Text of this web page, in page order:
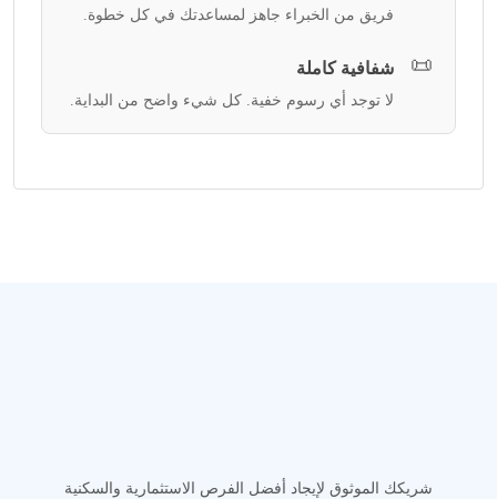
فريق من الخبراء جاهز لمساعدتك في كل خطوة.
📜 شفافية كاملة
لا توجد أي رسوم خفية. كل شيء واضح من البداية.
شريكك الموثوق لإيجاد أفضل الفرص الاستثمارية والسكنية